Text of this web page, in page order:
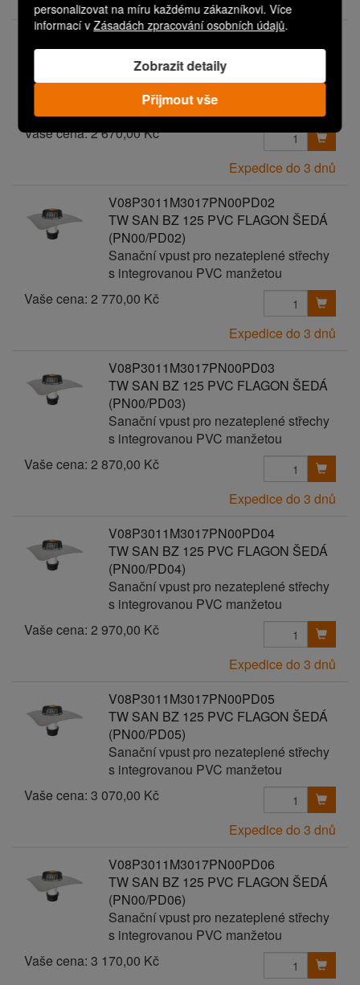
personalizovat na míru každému zákazníkovi. Více
informací vZásadách zpracování osobních údajů.
Zobrazit detaily
Přijmout vše
V08P3011M3017PN00PD01
TW SAN BZ 125 PVC FLAGON ŠEDÁ
(PN00/PD01)
Sanační vpust pro nezateplené střechy
s integrovanou PVC manžetou
Vaše cena:2 670,00 Kč
Expedice do 3 dnů
V08P3011M3017PN00PD02
TW SAN BZ 125 PVC FLAGON ŠEDÁ
(PN00/PD02)
Sanační vpust pro nezateplené střechy
s integrovanou PVC manžetou
Vaše cena: 2 770,00 Kč
Expedice do 3 dnů
V08P3011M3017PN00PD03
TW SAN BZ 125 PVC FLAGON ŠEDÁ
(PN00/PD03)
Sanační vpust pro nezateplené střechy
s integrovanou PVC manžetou
Vaše cena: 2 870,00 Kč
Expedice do 3 dnů
V08P3011M3017PN00PD04
TW SAN BZ 125 PVC FLAGON ŠEDÁ
(PN00/PD04)
Sanační vpust pro nezateplené střechy
s integrovanou PVC manžetou
Vaše cena: 2 970,00 Kč
Expedice do 3 dnů
V08P3011M3017PN00PD05
TW SAN BZ 125 PVC FLAGON ŠEDÁ
(PN00/PD05)
Sanační vpust pro nezateplené střechy
s integrovanou PVC manžetou
Vaše cena: 3 070,00 Kč
Expedice do 3 dnů
V08P3011M3017PN00PD06
TW SAN BZ 125 PVC FLAGON ŠEDÁ
(PN00/PD06)
Sanační vpust pro nezateplené střechy
s integrovanou PVC manžetou
Vaše cena: 3 170,00 Kč